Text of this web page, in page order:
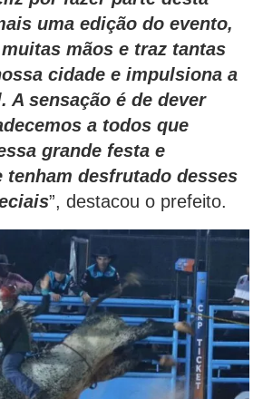
uma edição do evento,
mãos e traz tantas
cidade e impulsiona a
A sensação é de dever
a todos que
grande festa e
tenham desfrutado desses
”, destacou o prefeito.